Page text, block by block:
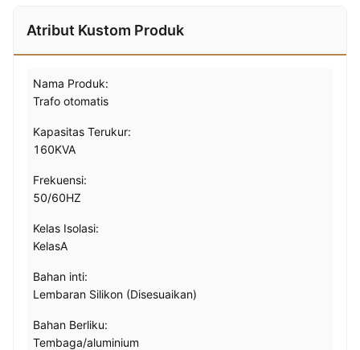
Atribut Kustom Produk
Nama Produk:
Trafo otomatis
Kapasitas Terukur:
160KVA
Frekuensi:
50/60HZ
Kelas Isolasi:
KelasA
Bahan inti:
Lembaran Silikon (Disesuaikan)
Bahan Berliku:
Tembaga/aluminium